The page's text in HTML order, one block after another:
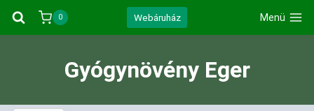
Skip
0 Webáruház Menü
Gyógynövény Eger